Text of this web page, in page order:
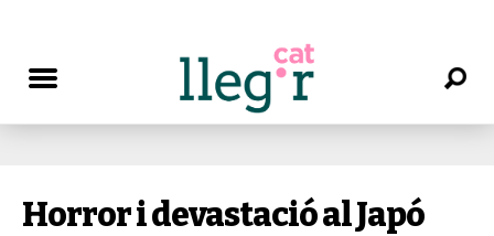
Horror i devastació al Japó